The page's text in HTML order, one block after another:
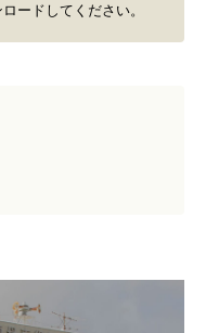
ードしてください。